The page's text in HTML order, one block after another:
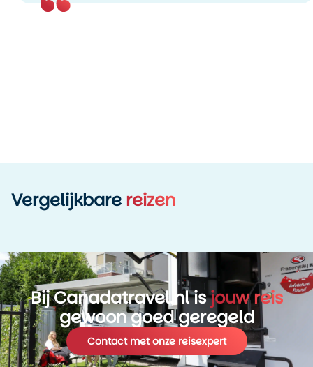
Vergelijkbarereizen
Bij Canadatravel.nl isjouw reis
gewoon goed geregeld
Contact met onze reisexpert